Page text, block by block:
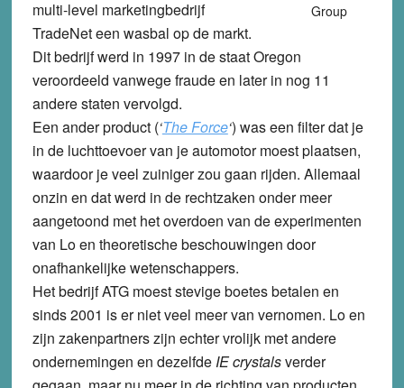
Group
multi-level marketingbedrijf
TradeNet een wasbal op de markt.
Dit bedrijf werd in 1997 in de staat Oregon
veroordeeld vanwege fraude en later in nog 11
andere staten vervolgd.
Een ander product (‘The Force‘) was een filter dat je
in de luchttoevoer van je automotor moest plaatsen,
waardoor je veel zuiniger zou gaan rijden. Allemaal
onzin en dat werd in de rechtzaken onder meer
aangetoond met het overdoen van de experimenten
van Lo en theoretische beschouwingen door
onafhankelijke wetenschappers.
Het bedrijf ATG moest stevige boetes betalen en
sinds 2001 is er niet veel meer van vernomen. Lo en
zijn zakenpartners zijn echter vrolijk met andere
ondernemingen en dezelfde IE crystalsverder